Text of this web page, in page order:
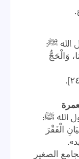
.
الله ﷺ:
وَالْحَجُّ
.
الله ﷺ:
الْفَقْرَ
».
[صحيح الجامع الصغير